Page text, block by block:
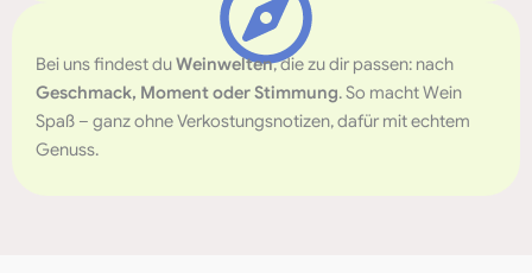
Bei uns findest duWeinwelten, die zu dir passen: nach
Geschmack, Moment oder Stimmung. So macht Wein
Spaß – ganz ohne Verkostungsnotizen, dafür mit echtem
Genuss.